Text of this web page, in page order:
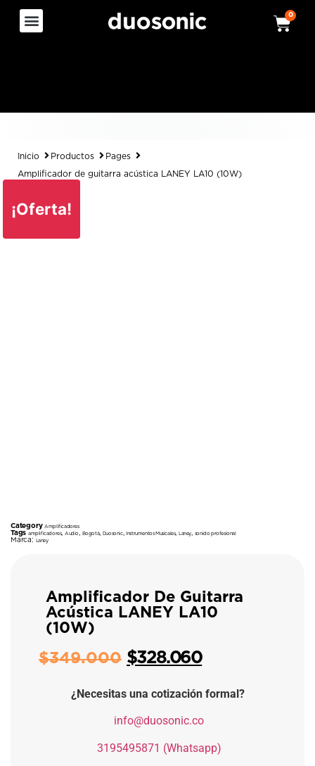
0
Inicio Productos Pages
Amplificador de guitarra acústica LANEY LA10 (10W)
¡Oferta!
Category Amplificadores
Tags amplificadores, Audio Bogotá, Duosonic,Instrumentos Musicales,Laney sonido profesional
Marca: Laney
Amplificador De Guitarra
Acústica LANEY LA10
(10W)
$349.000 $328.060
¿Necesitas una cotización formal?
info@duosonic.co
3195495871 (Whatsapp)